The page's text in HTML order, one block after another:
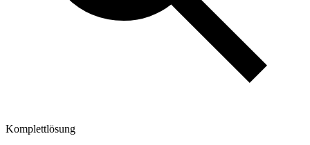
Komplettlösung